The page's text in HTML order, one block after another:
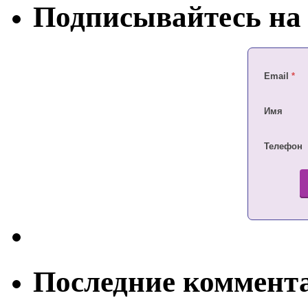
Подписывайтесь
Email *
Имя
Телефон
Последние